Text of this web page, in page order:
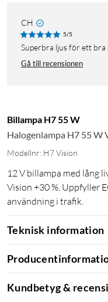
CH
5/5
Superbra ljus för ett bra
Gå till recensionen
Billampa H7 55 W
Halogenlampa H7 55 W
Modellnr: H7 Vision
12 V billampa med lång
Vision +30 %. Uppfyller
användning i trafik.
Teknisk information
Kundbetyg &